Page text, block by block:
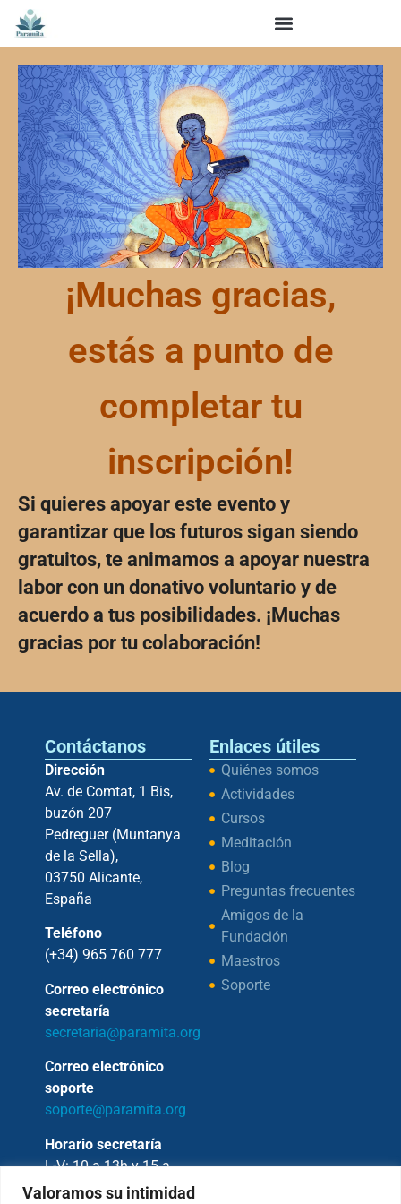
Valoramos su intimidad
¡Muchas gracias,
estás a punto de
completar tu
inscripción!
Si quieres apoyar este evento y
garantizar que los futuros sigan siendo
gratuitos, te animamos a apoyar nuestra
labor con un donativo voluntario y de
acuerdo a tus posibilidades. ¡Muchas
gracias por tu colaboración!
Contáctanos
Dirección
Av. de Comtat, 1 Bis,
buzón 207
Pedreguer (Muntanya
de la Sella),
03750 Alicante,
España
Teléfono
(+34) 965 760 777
Correo electrónico
secretaría
secretaria@paramita.org
Correo electrónico
soporte
soporte@paramita.org
Horario secretaría
L-V: 10 a 13h y 15 a
17h
Enlaces útiles
Quiénes somos
Actividades
Cursos
Meditación
Blog
Preguntas frecuentes
Amigos de la
Fundación
Maestros
Soporte